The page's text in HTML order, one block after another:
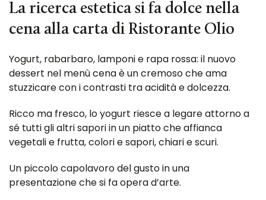
La ricerca estetica si fa dolce nella
cena alla carta di Ristorante Olio
Yogurt, rabarbaro, lamponi e rapa rossa: il nuovo
dessert nel menù cena è un cremoso che ama
stuzzicare con i contrasti tra acidità e dolcezza.
Ricco ma fresco, lo yogurt riesce a legare attorno a
sé tutti gli altri sapori in un piatto che affianca
vegetali e frutta, colori e sapori, chiari e scuri.
Un piccolo capolavoro del gusto in una
presentazione che si fa opera d’arte.